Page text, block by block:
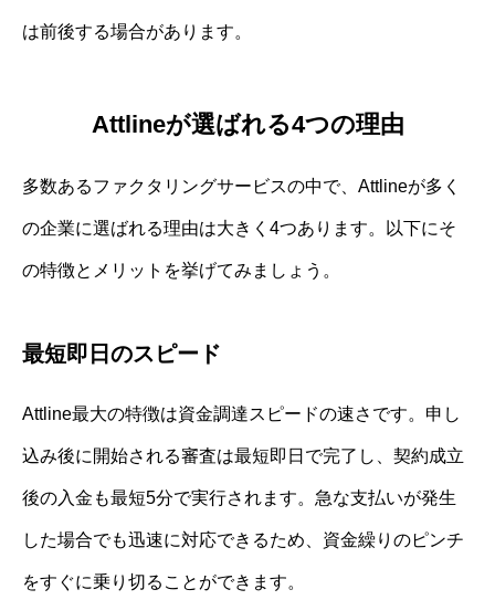
は前後する場合があります。
Attlineが選ばれる4つの理由
多数あるファクタリングサービスの中で、Attlineが多く
の企業に選ばれる理由は大きく4つあります。以下にそ
の特徴とメリットを挙げてみましょう。
最短即日のスピード
Attline最大の特徴は資金調達スピードの速さです。申し
込み後に開始される審査は最短即日で完了し、契約成立
後の入金も最短5分で実行されます。急な支払いが発生
した場合でも迅速に対応できるため、資金繰りのピンチ
をすぐに乗り切ることができます。